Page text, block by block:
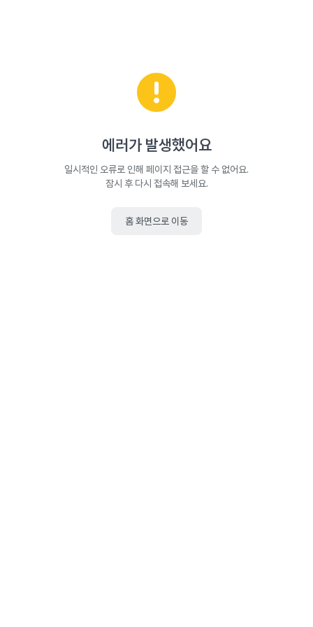
에러가 발생했어요
일시적인 오류로 인해 페이지 접근을 할 수 없어요.
잠시 후 다시 접속해 보세요.
홈 화면으로 이동